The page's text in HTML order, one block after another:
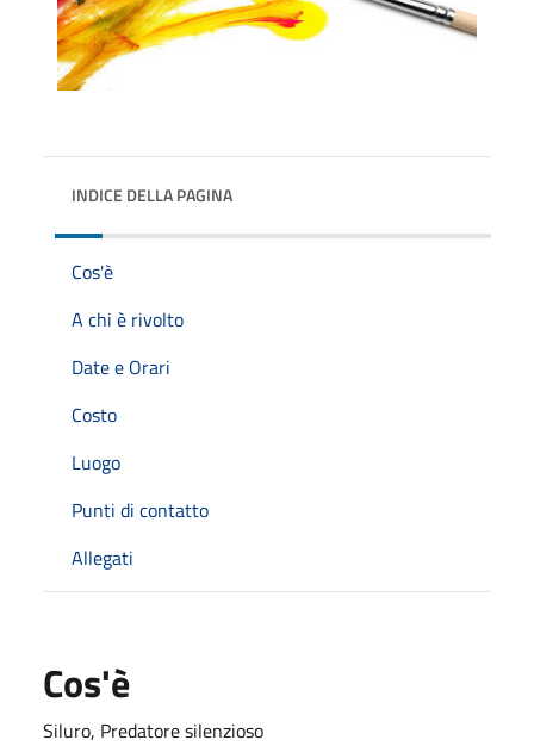
INDICE DELLA PAGINA
Cos'è
A chi è rivolto
Date e Orari
Costo
Luogo
Punti di contatto
Allegati
Cos'è
Siluro, Predatore silenzioso